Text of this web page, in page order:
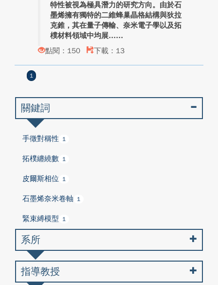
特性被視為極具潛力的研究方向。由於石
墨烯擁有獨特的二維蜂巢晶格結構與狄拉
克錐，其在量子傳輸、奈米電子學以及拓
樸材料領域中均展...
點閱：150
下載：13
1
關鍵詞
手徵對稱性 1
拓樸纏繞數 1
皮爾斯相位 1
石墨烯奈米卷軸 1
緊束縛模型 1
系所
指導教授